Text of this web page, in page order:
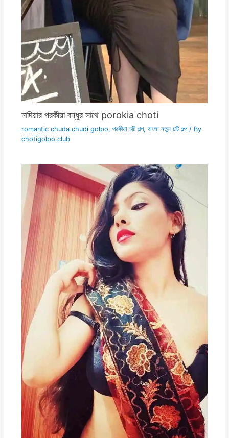
নাদিয়ার পরকীয়া বন্ধুর সাথে porokia choti
romantic chuda chudi golpo, পরকীয়া চটি গল্প, বাংলা নতুন চটি গল্প/ By
chotigolpo.club